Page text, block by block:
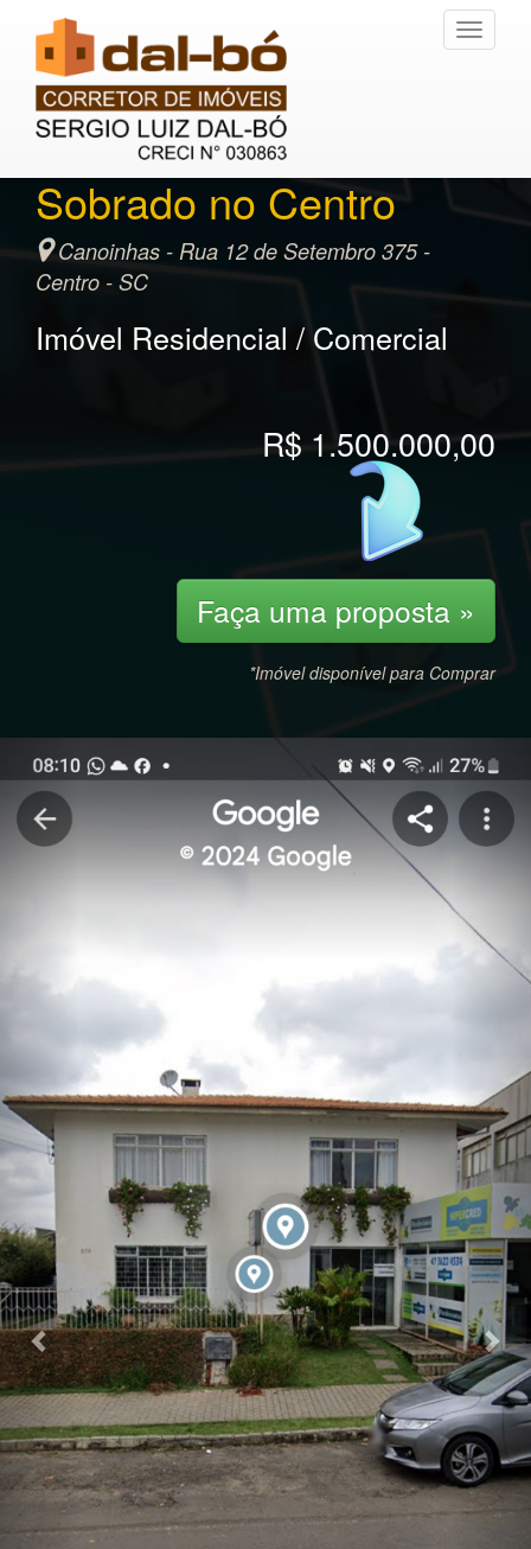
Toggle
Sobrado no Centro
Canoinhas - Rua 12 de Setembro 375 -
Centro - SC
Imóvel Residencial / Comercial
R$ 1.500.000,00
Faça uma proposta »
*Imóvel disponível para Comprar
Previous